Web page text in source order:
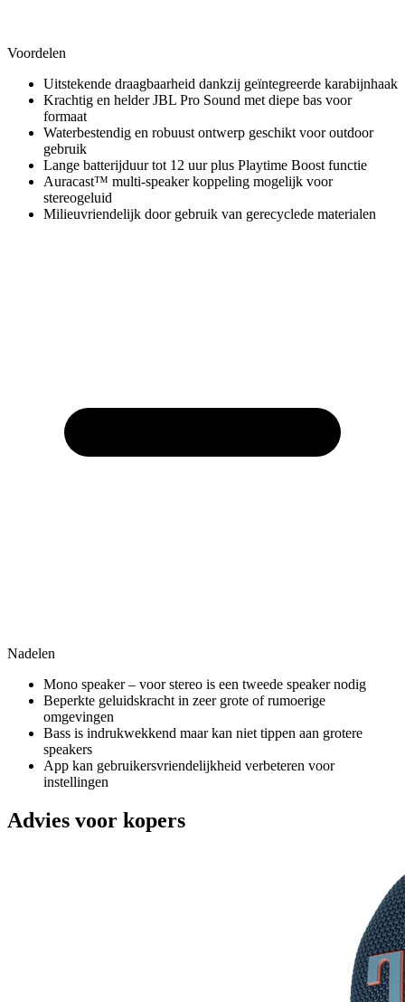
Voordelen
Uitstekende draagbaarheid dankzij geïntegreerde karabijnhaak
Krachtig en helder JBL Pro Sound met diepe bas voor
formaat
Waterbestendig en robuust ontwerp geschikt voor outdoor
gebruik
Lange batterijduur tot 12 uur plus Playtime Boost functie
Auracast™ multi-speaker koppeling mogelijk voor
stereogeluid
Milieuvriendelijk door gebruik van gerecyclede materialen
Nadelen
Mono speaker – voor stereo is een tweede speaker nodig
Beperkte geluidskracht in zeer grote of rumoerige
omgevingen
Bass is indrukwekkend maar kan niet tippen aan grotere
speakers
App kan gebruikersvriendelijkheid verbeteren voor
instellingen
Advies voor kopers